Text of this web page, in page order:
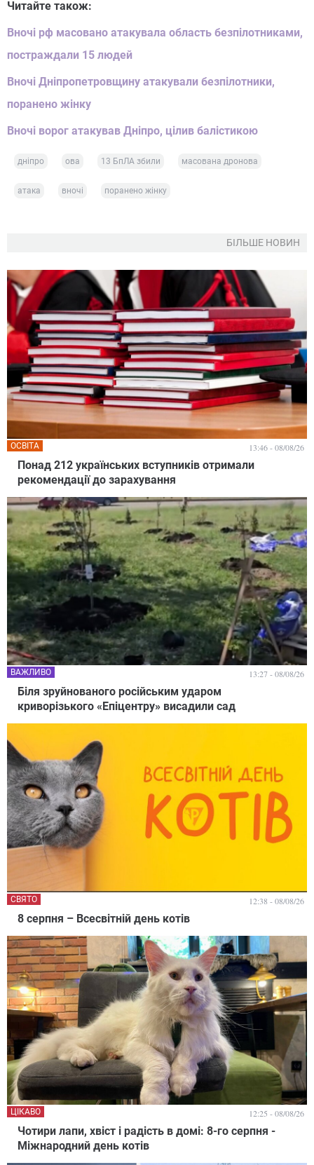
Читайте також:
Вночі рф масовано атакувала область безпілотниками,
постраждали 15 людей
Вночі Дніпропетровщину атакували безпілотники,
поранено жінку
Вночі ворог атакував Дніпро, цілив балістикою
дніпро ова 13 БпЛА збили масована дронова
атака вночі поранено жінку
БІЛЬШЕ НОВИН
Понад 212 українських вступників отримали
рекомендації до зарахування
ОСВІТА 13:46 - 08/08/26
Біля зруйнованого російським ударом
криворізького «Епіцентру» висадили сад
ВАЖЛИВО 13:27 - 08/08/26
8 серпня – Всесвітній день котів
СВЯТО 12:38 - 08/08/26
Чотири лапи, хвіст і радість в домі: 8-го серпня -
Міжнародний день котів
ЦІКАВО 12:25 - 08/08/26